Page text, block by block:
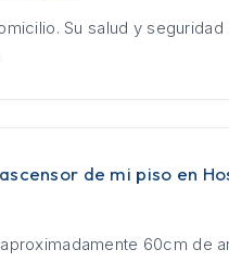
Su salud y seguridad
de mi piso en
60cm de